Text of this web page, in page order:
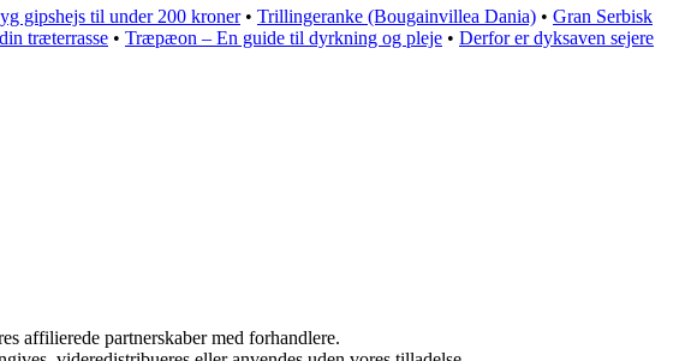
gipshejs til under 200 kroner• Trillingeranke (Bougainvillea Dania) • Gran Serbisk
træterrasse • Træpæon – En guide til dyrkning og pleje • Derfor er dyksaven sejere
affilierede partnerskaber med forhandlere.